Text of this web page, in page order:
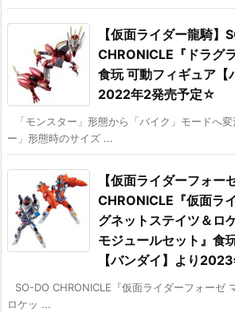
【仮面ライダー龍騎】
CHRONICLE『ドラグ
食玩 可動フィギュア【
2022年2発売予定☆
「モンスター」形態から「バイク」モードへ
ー」形態時のサイズ ...
【仮面ライダーフォー
CHRONICLE『仮面ラ
グネットステイツ＆ロ
モジュールセット』食
【バンダイ】より
SO-DO CHRONICLE『仮面ライダーフォーゼ
ロケッ ...